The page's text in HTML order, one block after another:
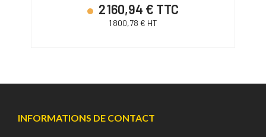
2 160,94 € TTC
1 800,78 € HT
INFORMATIONS DE CONTACT